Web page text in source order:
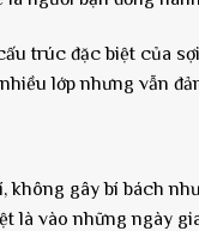
trúc đặc biệt của
lớp nhưng vẫn
gây bí bách
là vào những ngày